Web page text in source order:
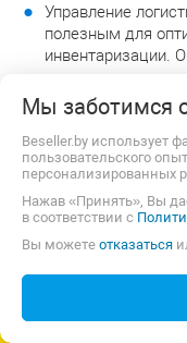
Управление
полезным для
инвентаризации.
складскими
предсказуемости
анализа
Преимущества
Учет
преимуществ
учитывать
Мы заботимся
Beseller.by использует
пользовательского
персонализированных
Нажав «Принять», Вы
в соответствии с
Вы можете отказаться